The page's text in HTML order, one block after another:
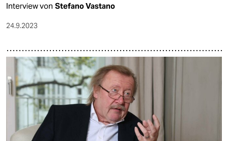
Interview von Stefano Vastano
24.9.2023